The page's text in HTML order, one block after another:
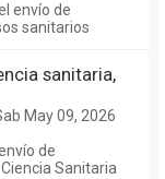
envío de
sanitarios
sanitaria,
May 09, 2026
de
Sanitaria